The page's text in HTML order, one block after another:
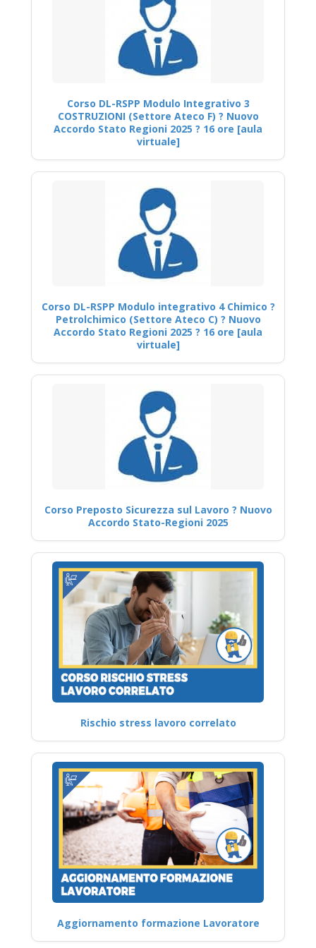
Corso DL-RSPP Modulo Integrativo 3
COSTRUZIONI (Settore Ateco F) ? Nuovo
Accordo Stato Regioni 2025 ? 16 ore [aula
virtuale]
Corso DL-RSPP Modulo integrativo 4 Chimico ?
Petrolchimico (Settore Ateco C) ? Nuovo
Accordo Stato Regioni 2025 ? 16 ore [aula
virtuale]
Corso Preposto Sicurezza sul Lavoro ? Nuovo
Accordo Stato-Regioni 2025
Rischio stress lavoro correlato
Aggiornamento formazione Lavoratore